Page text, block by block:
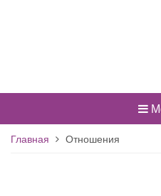
Главная Отношения